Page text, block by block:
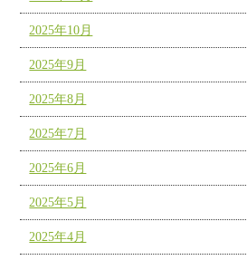
2025年10月
2025年9月
2025年8月
2025年7月
2025年6月
2025年5月
2025年4月